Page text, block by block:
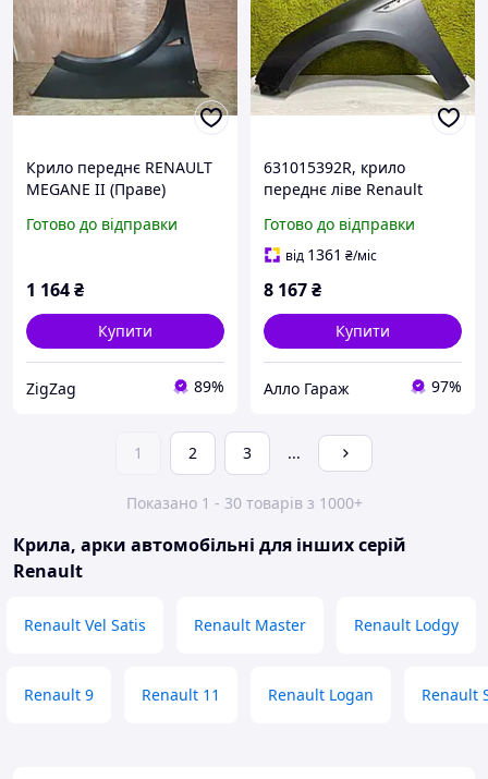
Крило переднє RENAULT
MEGANE II (Праве)
Готово до відправки
1 164₴
Купити
ZigZag 89%
631015392R, крило
переднє ліве Renault
Меган 4
Готово до відправки
від 1361 ₴/міс
8 167₴
Купити
Алло Гараж 97%
1 2 3 ...
Показано 1 - 30 товарів з 1000+
Крила, арки автомобільні для інших серій
Renault
Renault Vel Satis Renault Master Renault Lodgy
Renault 9 Renault 11 Renault Logan Renault